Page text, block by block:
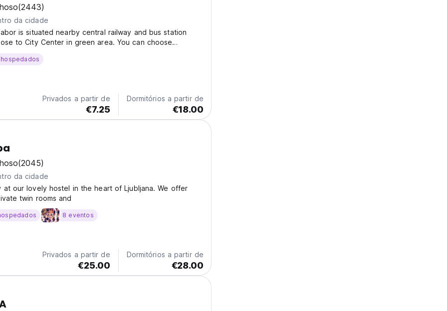
(2443)
da cidade
is situated nearby central railway and bus station
to City Center in green area. You can choose
rooms for different prices - 20€ to 40€ (Breakfast is
upon arrival is possible with cash...
hospedados
Privados a partir de
€7.25
Dormitórios a partir de
€18.00
(2045)
da cidade
at our lovely hostel in the heart of Ljubljana. We offer
twin rooms and
8 eventos
Privados a partir de
€25.00
Dormitórios a partir de
€28.00